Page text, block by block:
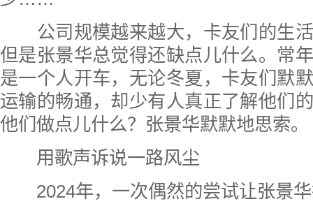
公司规模越来越大，卡友们的生活
但是张景华总觉得还缺点儿什么。常
是一个人开车，无论冬夏，卡友们默
运输的畅通，却少有人真正了解他们
他们做点儿什么？张景华默默地思索。
用歌声诉说一路风尘
2024年，一次偶然的尝试让张景华